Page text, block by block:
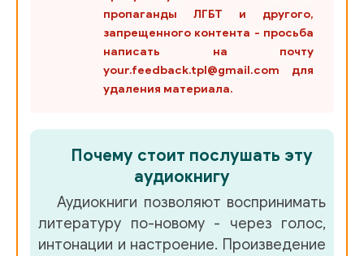
пропаганды ЛГБТ и другого,
запрещенного контента - просьба
написать на почту
your.feedback.tpl@gmail.com для
удаления материала.
Почему стоит послушать эту
аудиокнигу
Аудиокниги позволяют воспринимать
литературу по-новому - через голос,
интонации и настроение. Произведение